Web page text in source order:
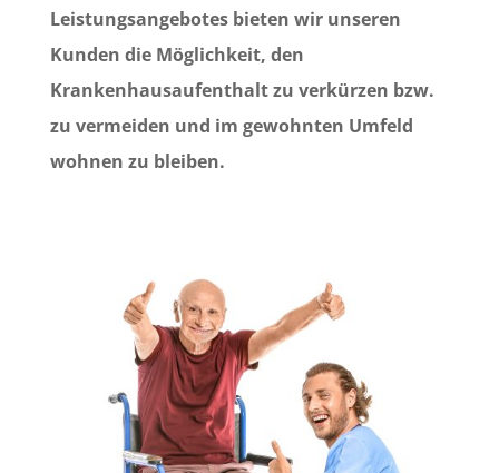
Leistungsangebotes bieten wir unseren
Kunden die Möglichkeit, den
Krankenhausaufenthalt zu verkürzen bzw.
zu vermeiden und im gewohnten Umfeld
wohnen zu bleiben.